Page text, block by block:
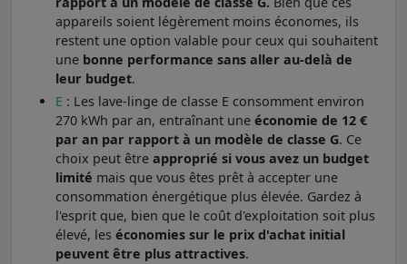
appareils soient légèrement moins économes, ils
restent une option valable pour ceux qui souhaitent
une bonne performance sans aller au-delà de
leur budget.
E : Les lave-linge de classe E consomment environ
270 kWh par an, entraînant une économie de 12 €
par an par rapport à un modèle de classe G. Ce
choix peut être approprié si vous avez un budget
limité mais que vous êtes prêt à accepter une
consommation énergétique plus élevée. Gardez à
l'esprit que, bien que le coût d'exploitation soit plus
élevé, les économies sur le prix d'achat initial
peuvent être plus attractives.